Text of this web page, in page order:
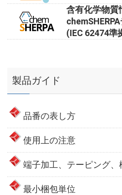
含有化学物質
(IEC 62474準
製品ガイド
品番の表し方
使用上の注意
端子加工、テーピング、
最小梱包単位